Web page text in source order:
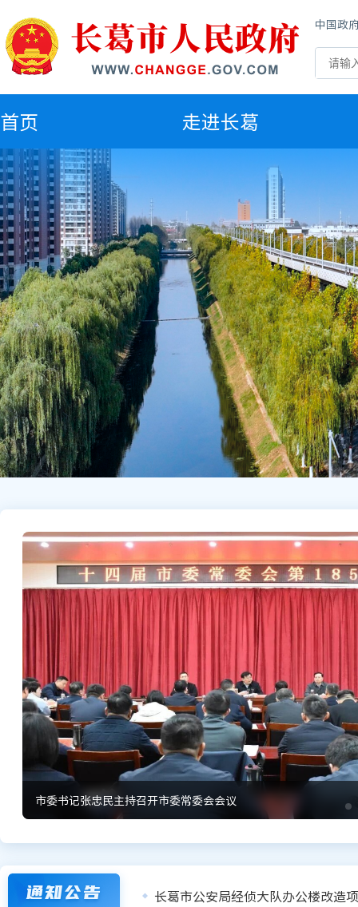
中国政
首页 走进长葛
市委书记张忠民主持召开市委常委会会议
通知公告 长葛市公安局经侦大队办公楼改造